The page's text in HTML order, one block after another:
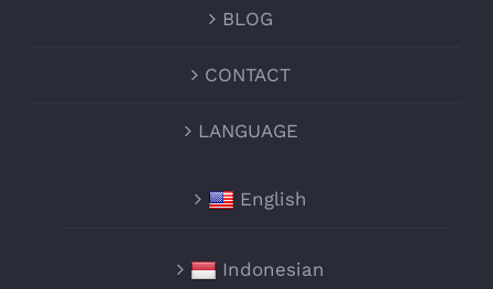
BLOG
CONTACT
LANGUAGE
English
Indonesian